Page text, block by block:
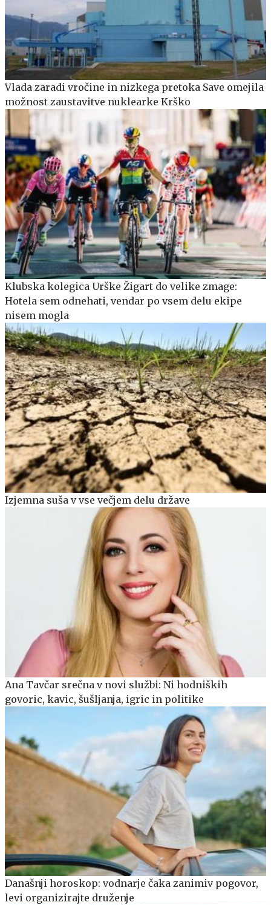
Vlada zaradi vročine in nizkega pretoka Save omejila
možnost zaustavitve nuklearke Krško
Klubska kolegica Urške Žigart do velike zmage:
Hotela sem odnehati, vendar po vsem delu ekipe
nisem mogla
Izjemna suša v vse večjem delu države
Ana Tavčar srečna v novi službi: Ni hodniških
govoric, kavic, šušljanja, igric in politike
Današnji horoskop: vodnarje čaka zanimiv pogovor,
levi organizirajte druženje